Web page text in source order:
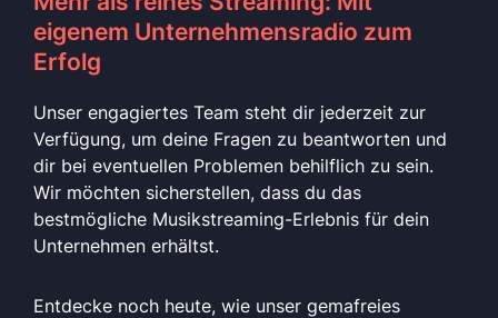
eigenem Unternehmensradio zum
Erfolg
Unser engagiertes Team steht dir jederzeit zur
Verfügung, um deine Fragen zu beantworten und
dir bei eventuellen Problemen behilflich zu sein.
Wir möchten sicherstellen, dass du das
bestmögliche Musikstreaming-Erlebnis für dein
Unternehmen erhältst.
Entdecke noch heute, wie unser gemafreies